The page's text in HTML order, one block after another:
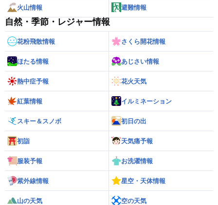
火山情報 避難情報
自然・季節・レジャー情報
花粉飛散情報 さくら開花情報
ほたる情報 あじさい情報
熱中症予報 花火天気
紅葉情報 イルミネーション
スキー＆スノボ 初日の出
初詣 天気痛予報
服装予報 お洗濯情報
紫外線情報 星空・天体情報
山の天気 空の天気